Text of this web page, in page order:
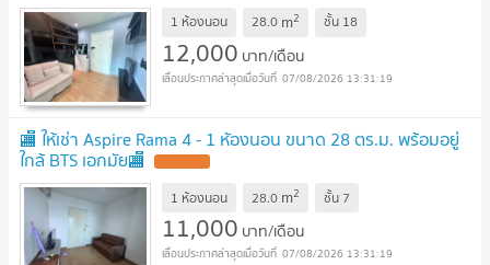
1 ห้องนอน 28.0 m2 ชั้น 18
12,000 บาท/เดือน
07/08/2026 13:31:19
🏬 ให้เช่า Aspire Rama 4 - 1 ห้องนอน ขนาด 28 ตร.ม. พร้อมอยู่
ใกล้ BTS เอกมัย🏬
1 ห้องนอน 28.0 m2 ชั้น 7
11,000 บาท/เดือน
07/08/2026 13:31:19